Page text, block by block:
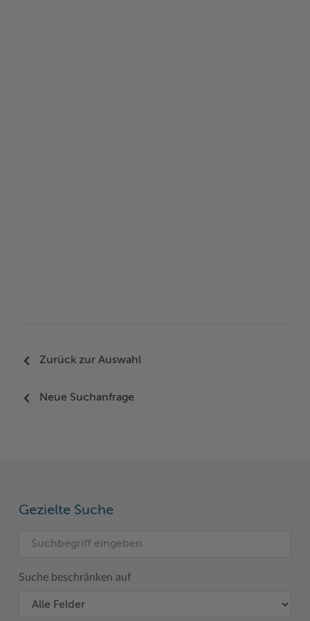
Zurück zur Auswahl
Neue Suchanfrage
Gezielte Suche
Suche beschränken auf